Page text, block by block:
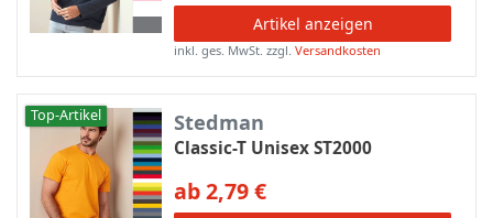
Artikel anzeigen
inkl. ges. MwSt. zzgl.Versandkosten
Top-Artikel Stedman
Classic-T Unisex ST2000
ab 2,79 €